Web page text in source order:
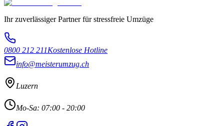
Ihr zuverlässiger Partner für stressfreie Umzüge
0800 212 211Kostenlose Hotline
info@meisterumzug.ch
Luzern
Mo-Sa: 07:00 - 20:00